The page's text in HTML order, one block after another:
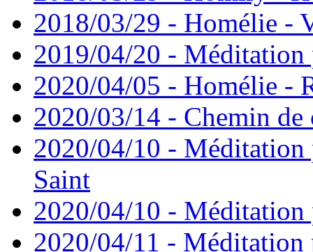
2018/03/29 - Homélie -
2019/04/20 - Méditation
2020/04/05 - Homélie -
2020/03/14 - Chemin
2020/04/10 - Méditation
Saint
2020/04/10 - Méditation
2020/04/11 - Méditation